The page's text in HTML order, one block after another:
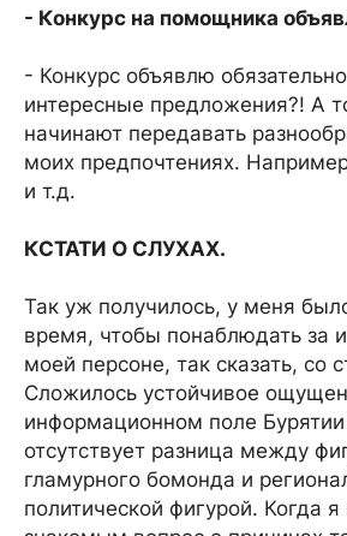
- Конкурс на помощника
- Конкурс объявлю
интересные предложения?! А
начинают передавать
моих предпочтениях.
и т.д.
КСТАТИ О СЛУХАХ.
Так уж получилось, у меня
время, чтобы понаблюдать за
моей персоне, так сказать, со
Сложилось устойчивое
информационном поле Бурятии
отсутствует разница между
гламурного бомонда и
политической фигурой. Когда